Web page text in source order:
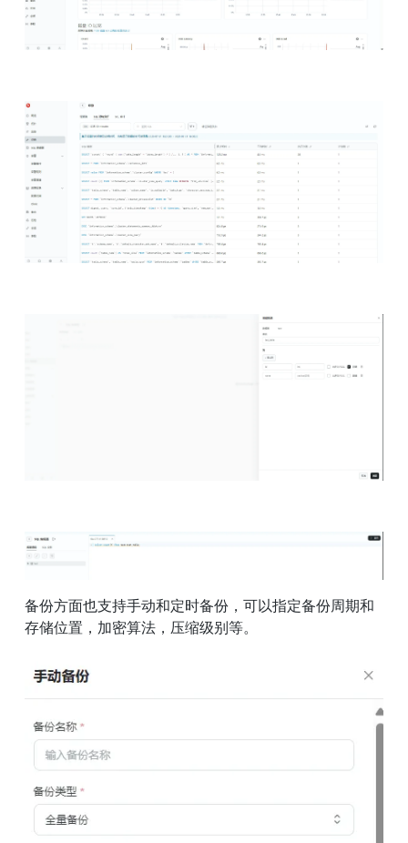
备份方面也支持手动和定时备份，可以指定备份周期和
存储位置，加密算法，压缩级别等。